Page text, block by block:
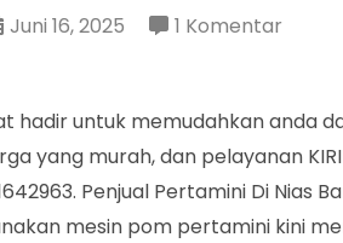
Juni 16, 2025 1 Komentarpada
Di
Nias
Barat
hadir untuk memudahkan anda
yang murah, dan pelayanan
Penjual Pertamini Di Nias
mesin pom pertamini kini